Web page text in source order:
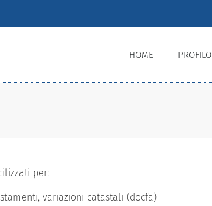
HOME PROFILO
per:
variazioni catastali (docfa)